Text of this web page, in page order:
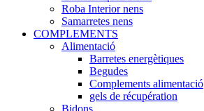
Roba Interior nens
Samarretes nens
COMPLEMENTS
Alimentació
Barretes energètiques
Begudes
Complements alimentació
gels de récupération
Bidons